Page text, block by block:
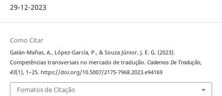
29-12-2023
Como Citar
Galán-Mañas, A., López-García, P., & Souza Júnior, J. E. G. (2023).
Competências transversais no mercado de tradução. Cadernos De Tradução,
43(1), 1–25. https://doi.org/10.5007/2175-7968.2023.e94169
Fomatos de Citação